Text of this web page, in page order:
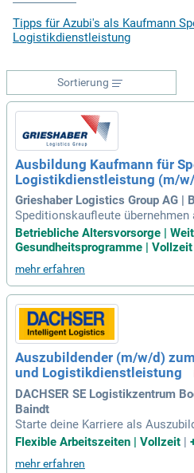
Tipps für Azubi's als Kaufmann
Logistikdienstleistung
Sortierung
Ausbildung Kaufmann für
Logistikdienstleistung (m/
Grieshaber Logistics Group AG |
Speditionskaufleute
aben in der Logistik, wie die
s und Warenempfangs. Durch
h weltweit ankommen. Sie
l und beraten Kunden in
enstleistungen. Während der
gehenden Fachkräfte
f das vielfältige
iese Position sind mittlere Reife,
sfähigkeiten sowie eine
ng wichtig. Verantwortung,
lbstständige Arbeitsweise runden
Betriebliche Altersvorsorge |
Gesundheitsprogramme | Vollzeit
mehr erfahren
Auszubildender (m/w/d)
und Logistikdienstleistung
DACHSER SE Logistikzentrum
Baindt
Starte deine Karriere als
mann für Spedition und
n Ausbildungsplatz in einem
Flexible Arbeitszeiten | Vollzeit |
mehr erfahren